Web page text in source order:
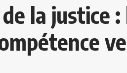
la justice :